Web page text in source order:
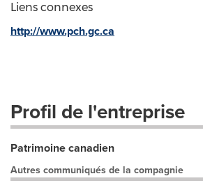
Liens connexes
http://www.pch.gc.ca
Profil de l'entreprise
Patrimoine canadien
Autres communiqués de la compagnie